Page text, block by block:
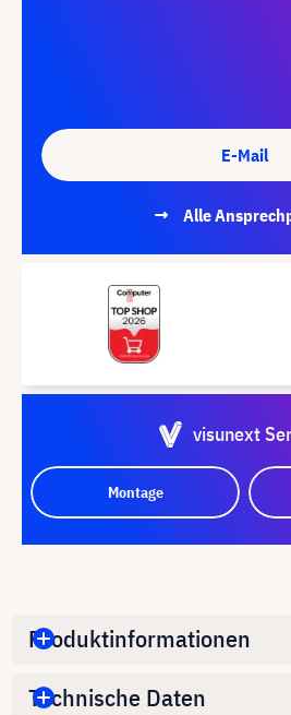
E-Mail
Alle
visunext
Montage
Produktinformationen
Technische Daten